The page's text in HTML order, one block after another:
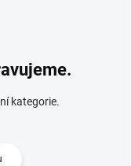
kategorie.